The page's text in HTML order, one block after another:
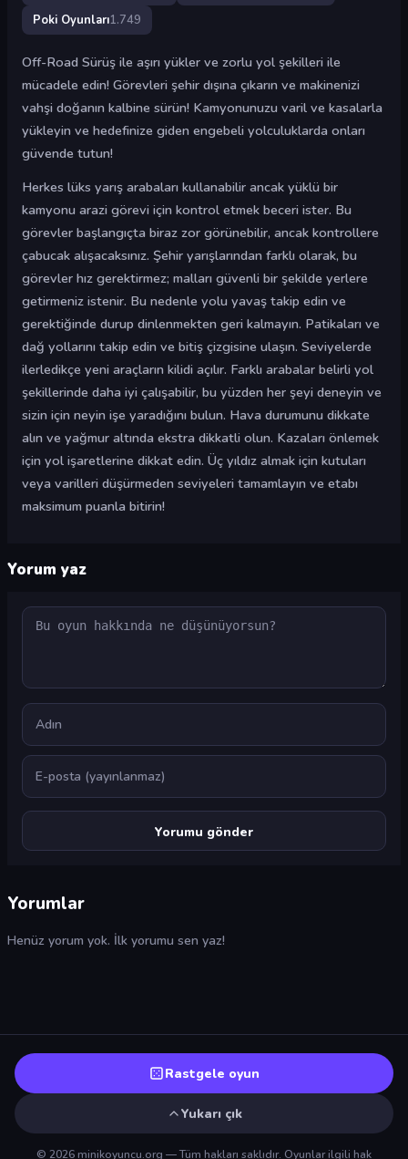
Poki Oyunları1.749
Off-Road Sürüş ile aşırı yükler ve zorlu yol şekilleri ile
mücadele edin! Görevleri şehir dışına çıkarın ve makinenizi
vahşi doğanın kalbine sürün! Kamyonunuzu varil ve kasalarla
yükleyin ve hedefinize giden engebeli yolculuklarda onları
güvende tutun!
Herkes lüks yarış arabaları kullanabilir ancak yüklü bir
kamyonu arazi görevi için kontrol etmek beceri ister. Bu
görevler başlangıçta biraz zor görünebilir, ancak kontrollere
çabucak alışacaksınız. Şehir yarışlarından farklı olarak, bu
görevler hız gerektirmez; malları güvenli bir şekilde yerlere
getirmeniz istenir. Bu nedenle yolu yavaş takip edin ve
gerektiğinde durup dinlenmekten geri kalmayın. Patikaları ve
dağ yollarını takip edin ve bitiş çizgisine ulaşın. Seviyelerde
ilerledikçe yeni araçların kilidi açılır. Farklı arabalar belirli yol
şekillerinde daha iyi çalışabilir, bu yüzden her şeyi deneyin ve
sizin için neyin işe yaradığını bulun. Hava durumunu dikkate
alın ve yağmur altında ekstra dikkatli olun. Kazaları önlemek
için yol işaretlerine dikkat edin. Üç yıldız almak için kutuları
veya varilleri düşürmeden seviyeleri tamamlayın ve etabı
maksimum puanla bitirin!
Yorum yaz
Yorum
Ad
E-posta
Yorumlar
Henüz yorum yok. İlk yorumu sen yaz!
Rastgele oyun
Yukarı çık
© 2026 minikoyuncu.org — Tüm hakları saklıdır. Oyunlar ilgili hak